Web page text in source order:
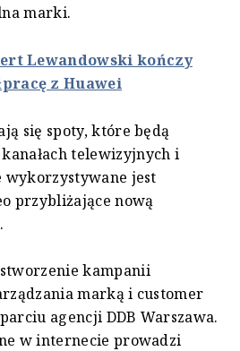
marki.
Lewandowski kończy
z Huawei
się spoty, które będą
telewizyjnych i
jest
przybliżające nową
kampanii
marką i customer
agencji DDB Warszawa.
w internecie prowadzi